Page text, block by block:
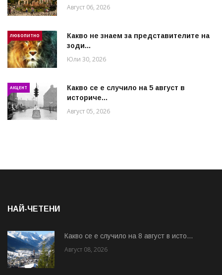
Август 06, 2026
ЛЮБОПИТНО
Какво не знаем за представителите на
зоди...
Юли 30, 2026
АКЦЕНТ
Какво се е случило на 5 август в
историче...
Август 05, 2026
НАЙ-ЧЕТЕНИ
Какво се е случило на 8 август в исто...
Август 08, 2026